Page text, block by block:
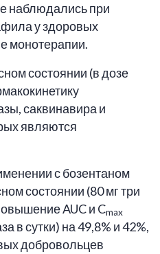
наблюдались при
у здоровых
монотерапии.
состоянии (в дозе
саквинавира и
являются
с бозентаном
состоянии (80 мг три
AUC и Cmax
в сутки) на 49,8% и 42%,
добровольцев